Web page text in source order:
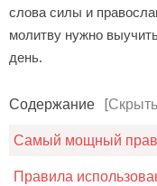
слова силы и
молитву нужно
день.
Содержание
Самый мощный
Правила